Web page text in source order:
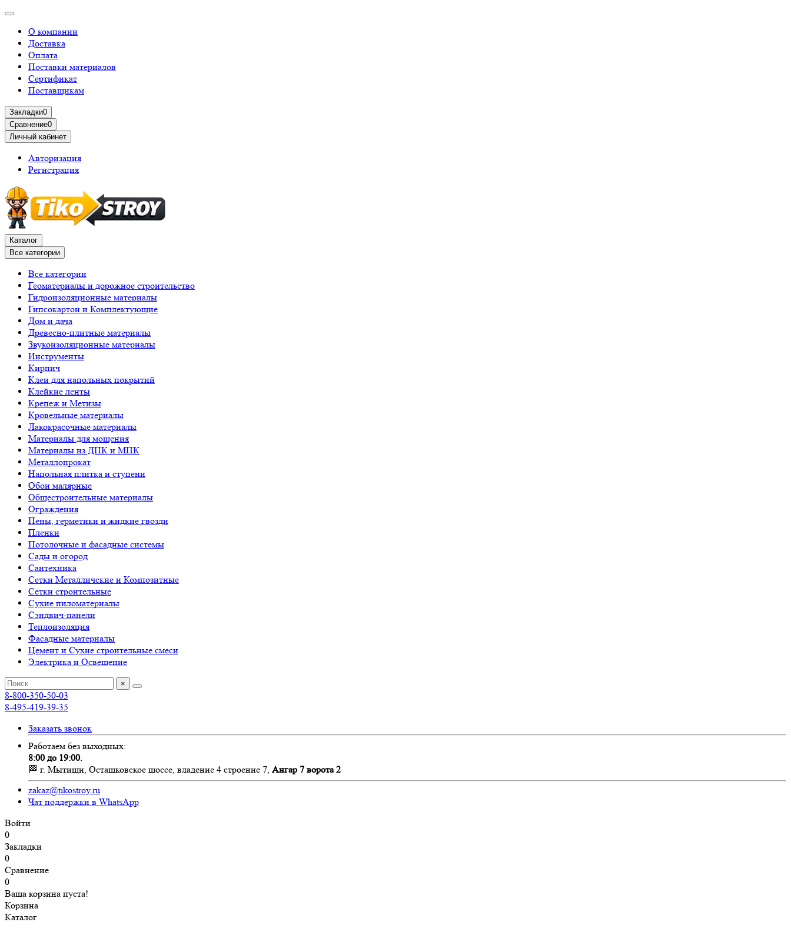
О компании
Доставка
Оплата
Поставки материалов
Сертификат
Поставщикам
Закладки0
Сравнение0
Личный кабинет
Авторизация
Регистрация
Каталог
Все категории
Все категории
Геоматериалы и дорожное строительство
Гидроизоляционные материалы
Гипсокартон и Комплектующие
Дом и дача
Древесно-плитные материалы
Звукоизоляционные материалы
Инструменты
Кирпич
Клеи для напольных покрытий
Клейкие ленты
Крепеж и Метизы
Кровельные материалы
Лакокрасочные материалы
Материалы для мощения
Материалы из ДПК и МПК
Металлопрокат
Напольная плитка и ступени
Обои малярные
Общестроительные материалы
Ограждения
Пены, герметики и жидкие гвозди
Пленки
Потолочные и фасадные системы
Сады и огород
Сантехника
Сетки Металличские и Композитные
Сетки строительные
Сухие пиломатериалы
Сэндвич-панели
Теплоизоляция
Фасадные материалы
Цемент и Сухие строительные смеси
Электрика и Освещение
×
8-800-350-50-03
8-495-419-39-35
Заказать звонок
Работаем без выходных:
8:00 до 19:00.
🏁 г. Мытищи, Осташковское шоссе, владение 4 строение 7, Ангар 7 ворота 2
zakaz@tikostroy.ru
Чат поддержки в WhatsApp
Войти
0
Закладки
0
Сравнение
0
Ваша корзина пуста!
Корзина
Каталог